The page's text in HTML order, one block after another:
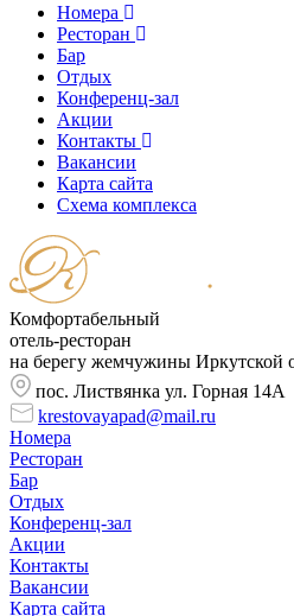
Номера
Ресторан
Бар
Отдых
Конференц-зал
Акции
Контакты
Вакансии
Карта сайта
Cхема комплекса
Комфортабельный
отель-ресторан
на берегу жемчужины Иркутской
пос. Листвянка ул. Горная 14А
krestovayapad@mail.ru
Номера
Ресторан
Бар
Отдых
Конференц-зал
Акции
Контакты
Вакансии
Карта сайта